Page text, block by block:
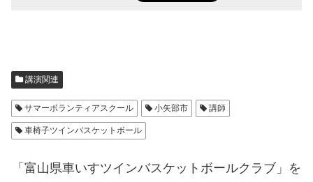
講演関連
サマーボランティアスクール 小矢部市 講師
車椅子ツインバスケットボール
「富山県車いすツインバスケットボールクラブ」を